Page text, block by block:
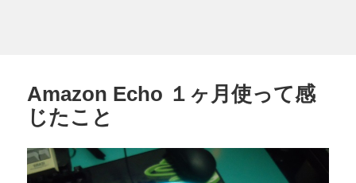
Amazon Echo １ヶ月使って感
じたこと